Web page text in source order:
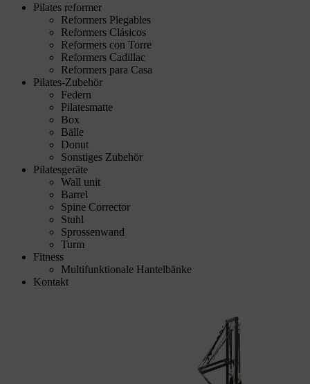
Pilates reformer
Reformers Plegables
Reformers Clásicos
Reformers con Torre
Reformers Cadillac
Reformers para Casa
Pilates-Zubehör
Federn
Pilatesmatte
Box
Bälle
Donut
Sonstiges Zubehör
Pilatesgeräte
Wall unit
Barrel
Spine Corrector
Stuhl
Sprossenwand
Turm
Fitness
Multifunktionale Hantelbänke
Kontakt